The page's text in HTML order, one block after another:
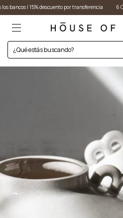
I 15% descuento por transferencia 6 Cuotas